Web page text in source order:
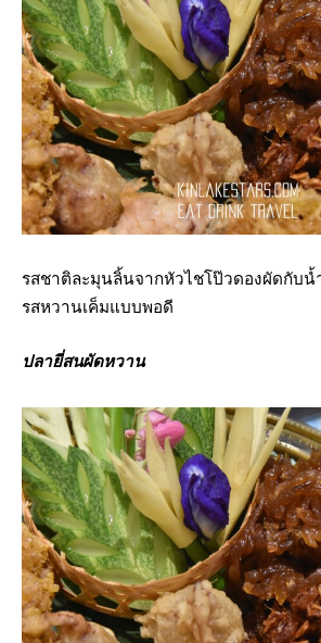
รสชาติละมุนลิ้นจากหัวไชโป๊วดองผัดกับน้
รสหวานเค็มแบบพอดี
ปลายี่สนผัดหวาน